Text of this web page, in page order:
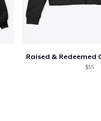
$35